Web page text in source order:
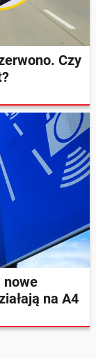
Czy
nowe
na A4